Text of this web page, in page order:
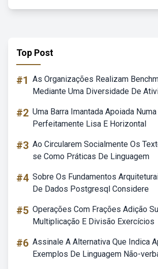
Top Post
#1 As Organizações Realizam
Mediante Uma Diversidade De
#2 Uma Barra Imantada Apoiada
Perfeitamente Lisa E Horizontal
#3 Ao Circularem Socialmente Os
se Como Práticas De Linguagem
#4 Sobre Os Fundamentos
De Dados Postgresql Considere
#5 Operações Com Frações Adição
Multiplicação E Divisão Exercícios
#6 Assinale A Alternativa Que Indica
Exemplos De Linguagem Não-